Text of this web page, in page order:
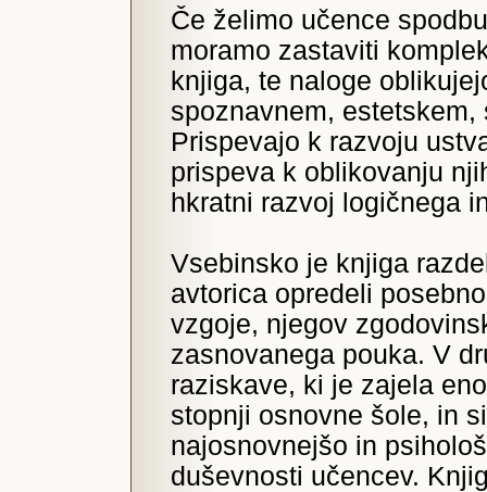
Če želimo učence
moramo zastaviti
knjiga, te naloge
spoznavnem,
Prispevajo k razvoju
prispeva k oblikovanju
hkratni razvoj logičnega
Vsebinsko je knjiga
avtorica opredeli
vzgoje, njegov
zasnovanega pouka. V
raziskave, ki je zajela
stopnji osnovne šole, in
najosnovnejšo in
duševnosti učencev.